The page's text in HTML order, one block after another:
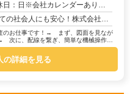
：日※会社カレンダーあり 祝日年数５〜６日勤務日あり 年間休日１１８日
安心！株式会社京栄センターで新しい一歩を踏み出しませんか？→最短1日で入寮可能！充実の寮環境で、...
のお仕事です！→ まず、図面を見なが
次に、配線を繋ぎ、簡単な機械操作で
の詳細を見る